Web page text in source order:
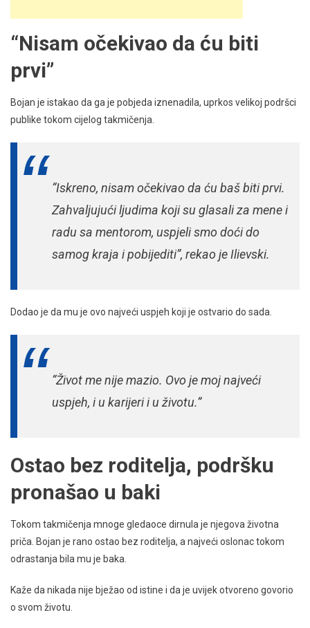
“Nisam očekivao da ću biti
prvi”
Bojan je istakao da ga je pobjeda iznenadila, uprkos velikoj podršci
publike tokom cijelog takmičenja.
“Iskreno, nisam očekivao da ću baš biti prvi.
Zahvaljujući ljudima koji su glasali za mene i
radu sa mentorom, uspjeli smo doći do
samog kraja i pobijediti”, rekao je Ilievski.
Dodao je da mu je ovo najveći uspjeh koji je ostvario do sada.
“Život me nije mazio. Ovo je moj najveći
uspjeh, i u karijeri i u životu.”
Ostao bez roditelja, podršku
pronašao u baki
Tokom takmičenja mnoge gledaoce dirnula je njegova životna
priča. Bojan je rano ostao bez roditelja, a najveći oslonac tokom
odrastanja bila mu je baka.
Kaže da nikada nije bježao od istine i da je uvijek otvoreno govorio
o svom životu.